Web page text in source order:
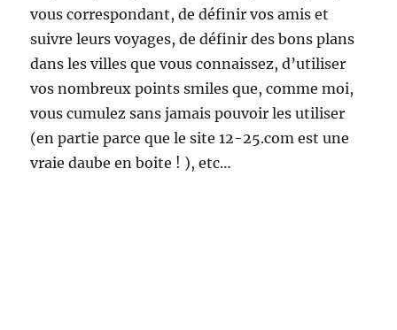
vous correspondant, de définir vos amis et
suivre leurs voyages, de définir des bons plans
dans les villes que vous connaissez, d’utiliser
vos nombreux points smiles que, comme moi,
vous cumulez sans jamais pouvoir les utiliser
(en partie parce que le site 12-25.com est une
vraie daube en boite ! ), etc…